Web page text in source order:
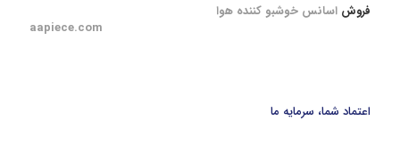
فروش اسانس خوشبو کننده هوا
aapiece.com
اعتماد شما، سرمایه ما